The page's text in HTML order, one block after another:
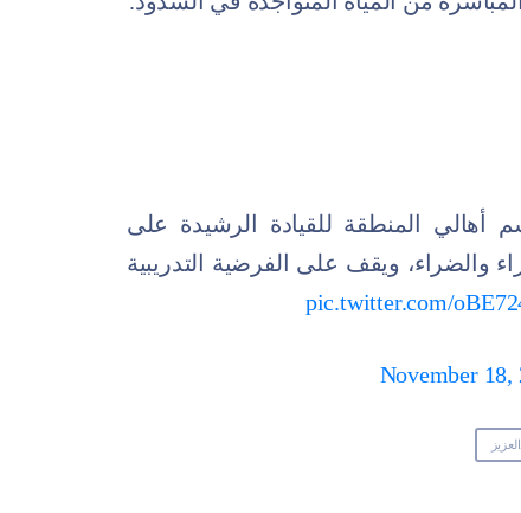
أهالي المنطقة للقيادة الرشيدة على
والضراء، ويقف على الفرضية التدريبية
pic.twitter.com/
November 18,